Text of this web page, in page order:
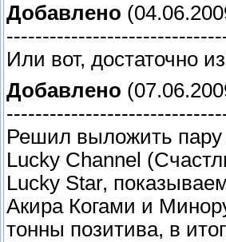
Добавлено
Или вот, достаточно
Добавлено
Решил выложить пару
Lucky Channel
Lucky Star,
Акира Когами и
тонны позитива, в